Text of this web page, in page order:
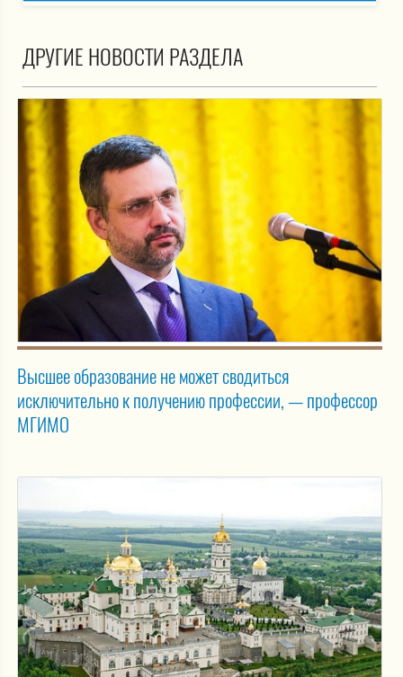
ДРУГИЕ НОВОСТИ РАЗДЕЛА
Высшее образование не может сводиться
исключительно к получению профессии, — профессор
МГИМО